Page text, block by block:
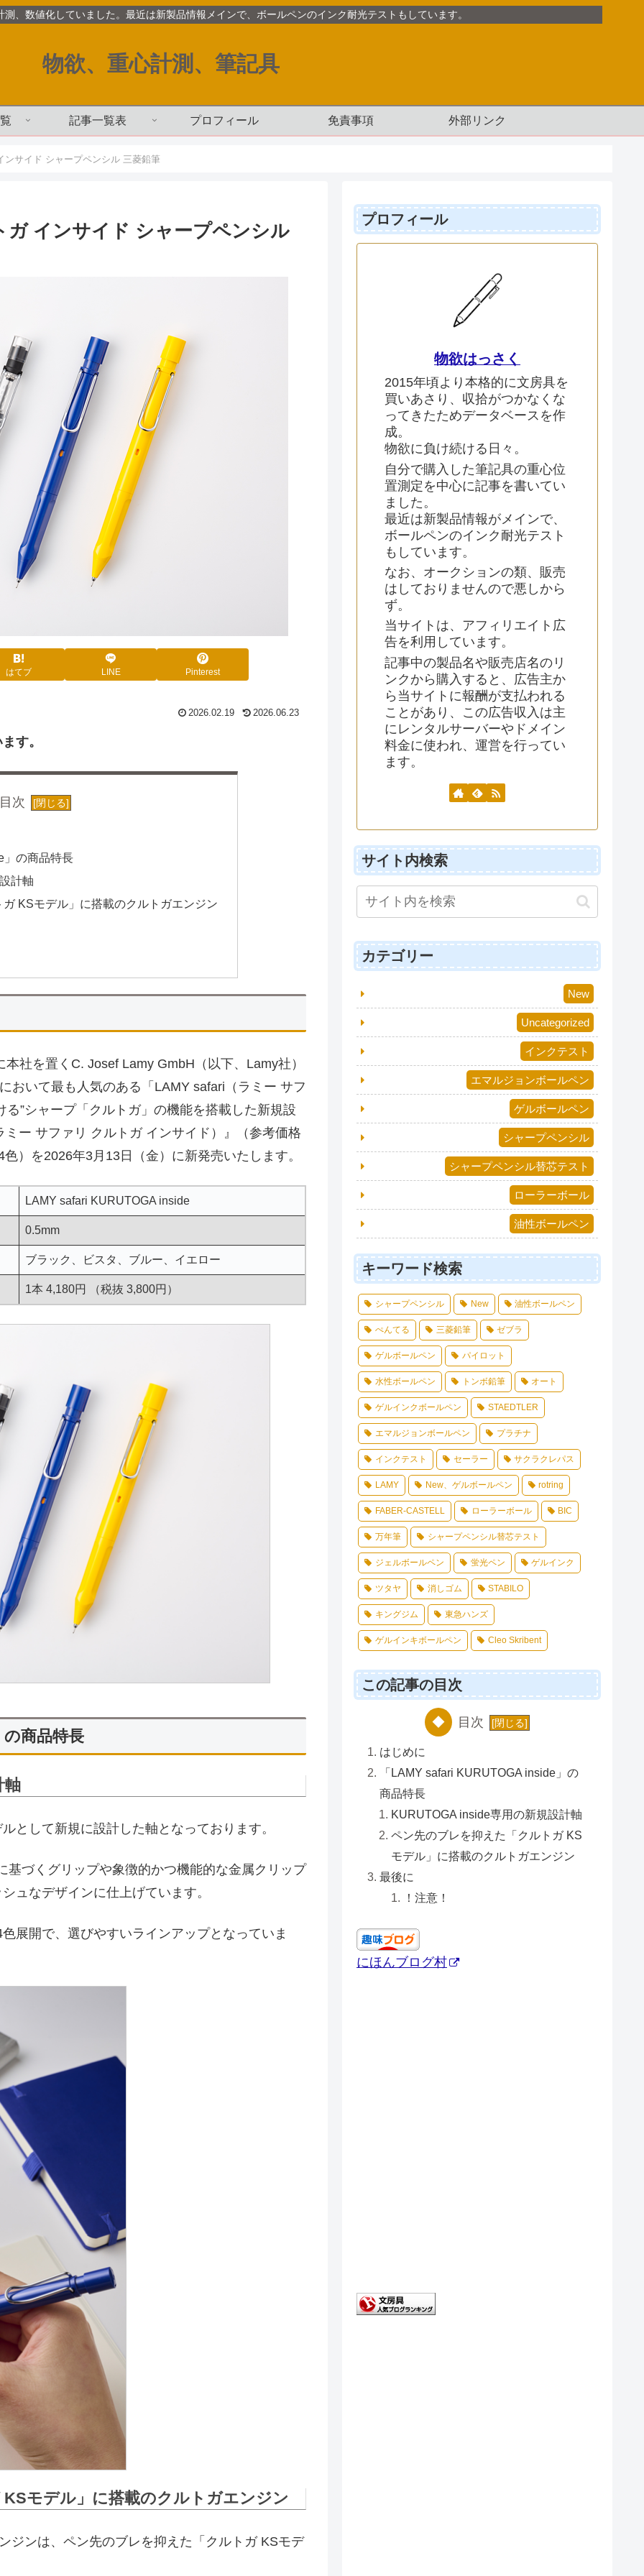
、数値化していました。最近は新製品情報メインで、ボールペンのインク耐光テストもしています。
物欲、重心計測、筆記具
記事一覧表 プロフィール 免責事項 外部リンク
サイド シャープペンシル 三菱鉛筆
インサイド シャープペンシル
はてブ LINE Pinterest
2026.02.19 2026.06.23
す。
目次
」の商品特長
計軸
KSモデル」に搭載のクルトガエンジン
社を置くC. Josef Lamy GmbH（以下、Lamy社）
おいて最も人気のある「LAMY safari（ラミー サフ
”シャープ「クルトガ」の機能を搭載した新規設
ー サファリ クルトガ インサイド）』（参考価格
）を2026年3月13日（金）に新発売いたします。
LAMY safari KURUTOGA inside
0.5mm
ブラック、ビスタ、ブルー、イエロー
1本 4,180円 （税抜 3,800円）
商品特長
軸
として新規に設計した軸となっております。
づくグリップや象徴的かつ機能的な金属クリップ
ュなデザインに仕上げています。
展開で、選びやすいラインアップとなっていま
モデル」に搭載のクルトガエンジン
ジンは、ペン先のブレを抑えた「クルトガ KSモデ
プロフィール
物欲はっさく
2015年頃より本格的に文房具を
買いあさり、収拾がつかなくな
ってきたためデータベースを作
成。
物欲に負け続ける日々。
自分で購入した筆記具の重心位
置測定を中心に記事を書いてい
ました。
最近は新製品情報がメインで、
ボールペンのインク耐光テスト
もしています。
なお、オークションの類、販売
はしておりませんので悪しから
ず。
当サイトは、アフィリエイト広
告を利用しています。
記事中の製品名や販売店名のリ
ンクから購入すると、広告主か
ら当サイトに報酬が支払われる
ことがあり、この広告収入は主
にレンタルサーバーやドメイン
料金に使われ、運営を行ってい
ます。
サイト内検索
カテゴリー
New
Uncategorized
インクテスト
エマルジョンボールペン
ゲルボールペン
シャープペンシル
シャープペンシル替芯テスト
ローラーボール
油性ボールペン
キーワード検索
シャープペンシル New 油性ボールペン
ぺんてる 三菱鉛筆 ゼブラ
ゲルボールペン パイロット
水性ボールペン トンボ鉛筆 オート
ゲルインクボールペン STAEDTLER
エマルジョンボールペン プラチナ
インクテスト セーラー サクラクレパス
LAMY New、ゲルボールペン rotring
FABER-CASTELL ローラーボール BIC
万年筆 シャープペンシル替芯テスト
ジェルボールペン 蛍光ペン ゲルインク
ツタヤ 消しゴム STABILO
キングジム 東急ハンズ
ゲルインキボールペン Cleo Skribent
この記事の目次
目次
はじめに
「LAMY safari KURUTOGA inside」の
商品特長
KURUTOGA inside専用の新規設計軸
ペン先のブレを抑えた「クルトガ KS
モデル」に搭載のクルトガエンジン
最後に
！注意！
にほんブログ村